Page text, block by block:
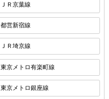
ＪＲ京葉線
都営新宿線
ＪＲ埼京線
東京メトロ有楽町線
東京メトロ銀座線